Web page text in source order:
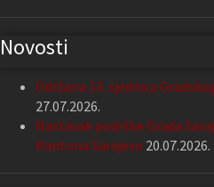
Novosti
Održana 13. sjednica
27.07.2026.
Nastavak podrške Grada
Kantona Sarajevo 20.07.2026.